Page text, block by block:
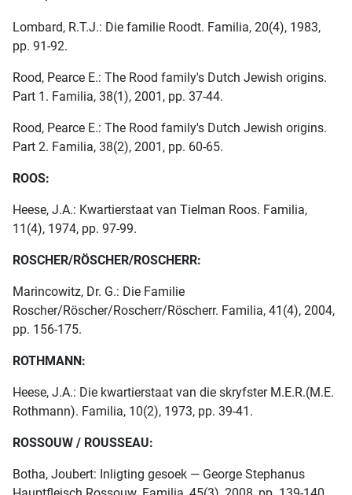
Lombard, R.T.J.: Die familie Roodt. Familia, 20(4), 1983,
pp. 91-92.
Rood, Pearce E.: The Rood family's Dutch Jewish origins.
Part 1. Familia, 38(1), 2001, pp. 37-44.
Rood, Pearce E.: The Rood family's Dutch Jewish origins.
Part 2. Familia, 38(2), 2001, pp. 60-65.
ROOS:
Heese, J.A.: Kwartierstaat van Tielman Roos. Familia,
11(4), 1974, pp. 97-99.
ROSCHER/RÖSCHER/ROSCHERR:
Marincowitz, Dr. G.: Die Familie
Roscher/Röscher/Roscherr/Röscherr. Familia, 41(4), 2004,
pp. 156-175.
ROTHMANN:
Heese, J.A.: Die kwartierstaat van die skryfster M.E.R.(M.E.
Rothmann). Familia, 10(2), 1973, pp. 39-41.
ROSSOUW / ROUSSEAU:
Botha, Joubert: Inligting gesoek — George Stephanus